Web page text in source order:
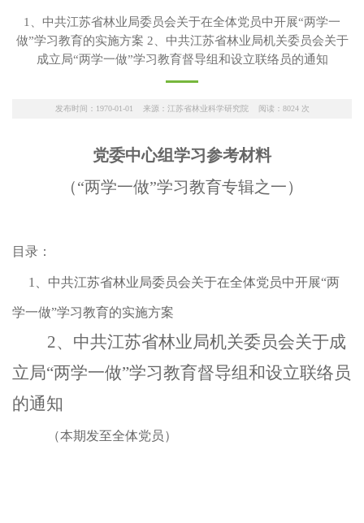
1、中共江苏省林业局委员会关于在全体党员中开展“两学一
做”学习教育的实施方案 2、中共江苏省林业局机关委员会关于
成立局“两学一做”学习教育督导组和设立联络员的通知
发布时间：1970-01-01 来源：江苏省林业科学研究院 阅读： 8024次
党委中心组学习参考材料
（“两学一做”学习教育专辑之一）
目录 ：
1 、中共江苏省林业局委员会关于在全体党员中开展“两
学一做”学习教育的实施方案
2、中共江苏省林业局机关委员会关于成
立局“两学一做”学习教育督导组和设立联络员
的通知
（本期发至全体党员）